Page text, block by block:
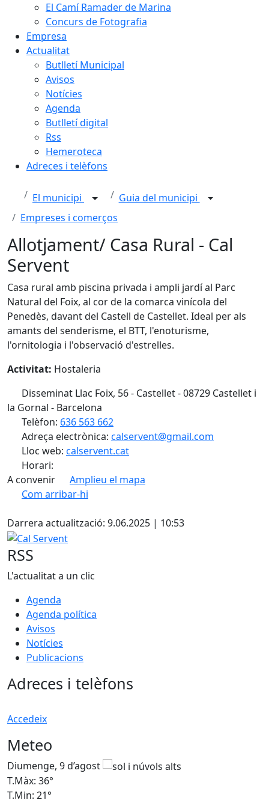
El Camí Ramader de Marina
Concurs de Fotografia
Empresa
Actualitat
Butlletí Municipal
Avisos
Notícies
Agenda
Butlletí digital
Rss
Hemeroteca
Adreces i telèfons
El municipi
Guia del municipi
Empreses i comerços
Allotjament/ Casa Rural - Cal
Servent
Casa rural amb piscina privada i ampli jardí al Parc
Natural del Foix, al cor de la comarca vinícola del
Penedès, davant del Castell de Castellet. Ideal per als
amants del senderisme, el BTT, l'enoturisme,
l'ornitologia i l'observació d'estrelles.
Activitat: Hostaleria
Disseminat Llac Foix, 56 - Castellet - 08729 Castellet i
la Gornal - Barcelona
Telèfon: 636 563 662
Adreça electrònica: calservent@gmail.com
Lloc web: calservent.cat
Horari:
A convenir
Amplieu el mapa
Com arribar-hi
+
−
Darrera actualització: 9.06.2025 | 10:53
Cal Servent
RSS
L'actualitat a un clic
Agenda
Agenda política
Avisos
Notícies
Publicacions
Adreces i telèfons
Accedeix
Meteo
Diumenge, 9 d’agost
T.Màx: 36°
T.Min: 21°